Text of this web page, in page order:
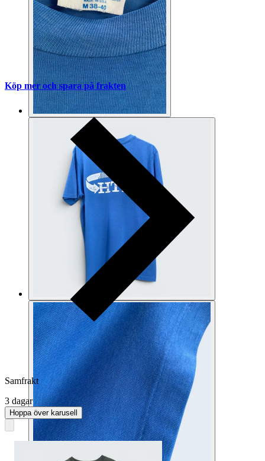
Köp mer och spara på frakten
Samfrakt
3 dagar
Hoppa över karusell